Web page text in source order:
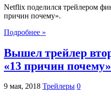
Netflix поделился трейлером
причин почему».
Подробнее »
Вышел трейлер
«13 причин почему»
9 мая, 2018 Трейлеры 0